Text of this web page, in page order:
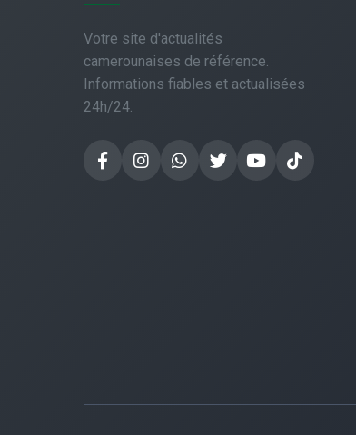
Votre site d'actualités
camerounaises de référence.
Informations fiables et actualisées
24h/24.